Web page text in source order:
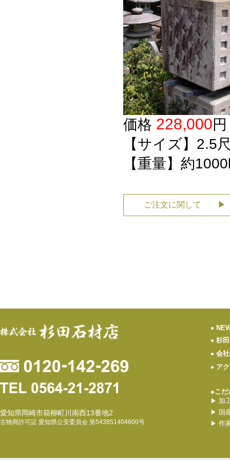
価格 228,000
【サイズ】
【重量】約
ご注文に関して ▶
愛知県岡崎市箱柳町川南西13番地2
古物商許可証 愛知県公安委員会 第543851404600号
●
● 杉
● 会
● ア
●こだ
▶ 加
▶ 国
▶ 作